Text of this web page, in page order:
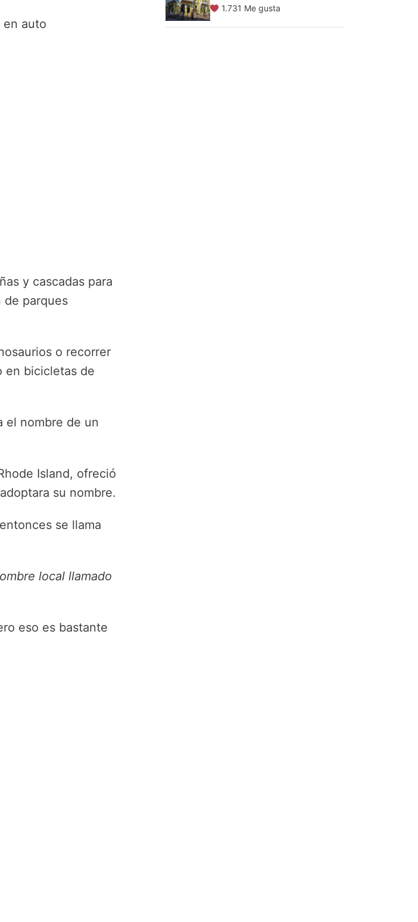
en auto
y cascadas para
de parques
o recorrer
en bicicletas de
el nombre de un
Island, ofreció
su nombre.
se llama
local llamado
eso es bastante
1.731 Me gusta